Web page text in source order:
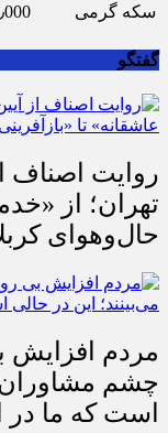
سکه گرمی
گفتگو
روایت اصناف
تهران؛ از
حال‌وهوای
مردم افزایش
چشم مشاوران
است که ما در